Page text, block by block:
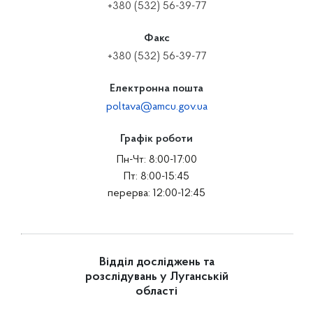
+380 (532) 56-39-77
Факс
+380 (532) 56-39-77
Електронна пошта
poltava@amcu.gov.ua
Графік роботи
Пн-Чт: 8:00-17:00
Пт: 8:00-15:45
перерва: 12:00-12:45
Відділ досліджень та
розслідувань у Луганській
області